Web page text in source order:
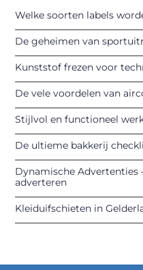
Welke soorten labels
De geheimen van
Kunststof frezen voor
De vele voordelen van
Stijlvol en functioneel
De ultieme bakkerij
Dynamische Advertenties
adverteren
Kleiduifschieten in